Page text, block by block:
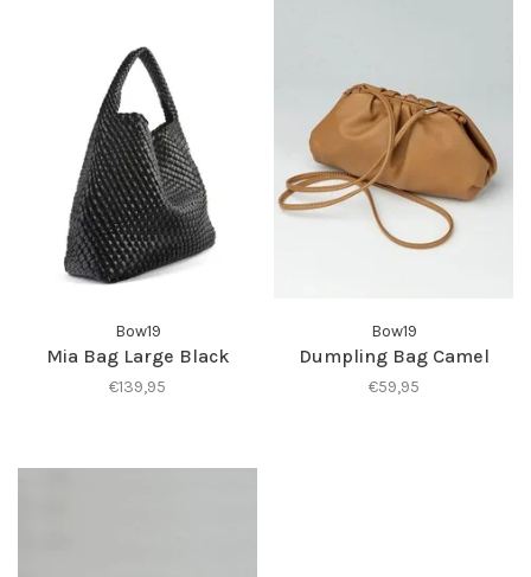
Bow19
Mia Bag Large Black
€139,95
Bow19
Dumpling Bag Camel
€59,95